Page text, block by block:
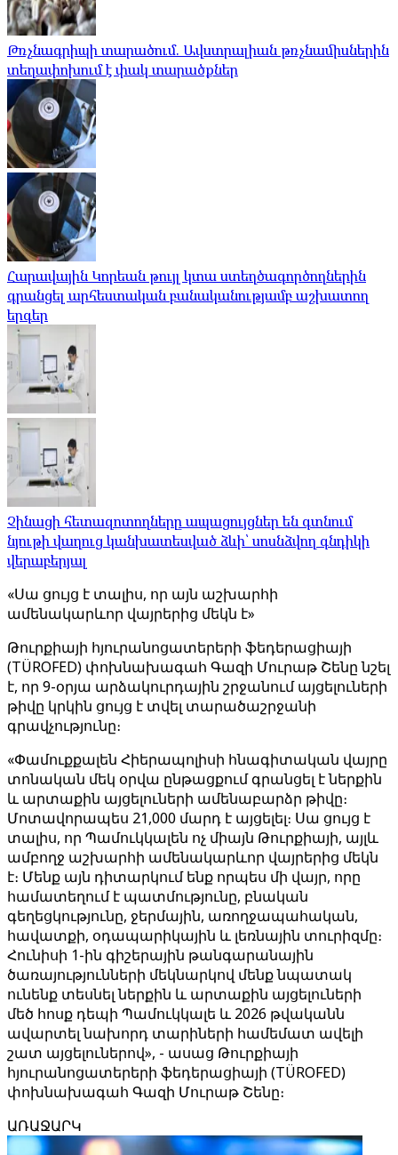
Թռչնագրիպի տարածում. Ավստրալիան թռչնամիսներին
տեղափոխում է փակ տարածքներ
Հարավային Կորեան թույլ կտա ստեղծագործողներին
գրանցել արհեստական ​​բանականությամբ աշխատող
երգեր
Չինացի հետազոտողները ապացույցներ են գտնում
նյութի վաղուց կանխատեսված ձևի՝ սոսնձվող գնդիկի
վերաբերյալ
«Սա ցույց է տալիս, որ այն աշխարհի
ամենակարևոր վայրերից մեկն է»
Թուրքիայի հյուրանոցատերերի ֆեդերացիայի
(TÜROFED) փոխնախագահ Գազի Մուրաթ Շենը նշել
է, որ 9-օրյա արձակուրդային շրջանում այցելուների
թիվը կրկին ցույց է տվել տարածաշրջանի
գրավչությունը։
«Փամուքքալեն Հիերապոլիսի հնագիտական ​​վայրը
տոնական մեկ օրվա ընթացքում գրանցել է ներքին
և արտաքին այցելուների ամենաբարձր թիվը։
Մոտավորապես 21,000 մարդ է այցելել։ Սա ցույց է
տալիս, որ Պամուկկալեն ոչ միայն Թուրքիայի, այլև
ամբողջ աշխարհի ամենակարևոր վայրերից մեկն
է։ Մենք այն դիտարկում ենք որպես մի վայր, որը
համատեղում է պատմությունը, բնական
գեղեցկությունը, ջերմային, առողջապահական,
հավատքի, օդապարիկային և լեռնային տուրիզմը։
Հունիսի 1-ին գիշերային թանգարանային
ծառայությունների մեկնարկով մենք նպատակ
ունենք տեսնել ներքին և արտաքին այցելուների
մեծ հոսք դեպի Պամուկկալե և 2026 թվականն
ավարտել նախորդ տարիների համեմատ ավելի
շատ այցելուներով», - ասաց Թուրքիայի
հյուրանոցատերերի ֆեդերացիայի (TÜROFED)
փոխնախագահ Գազի Մուրաթ Շենը։
ԱՌԱՋԱՐԿ